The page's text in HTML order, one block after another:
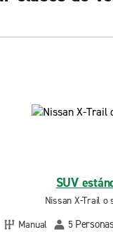
SUV
Nissan X-Trail o
Manual
5